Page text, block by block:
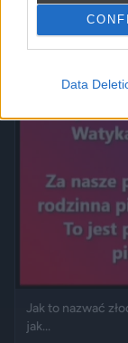
Data
2450 9
Jak to nazwać
jak...